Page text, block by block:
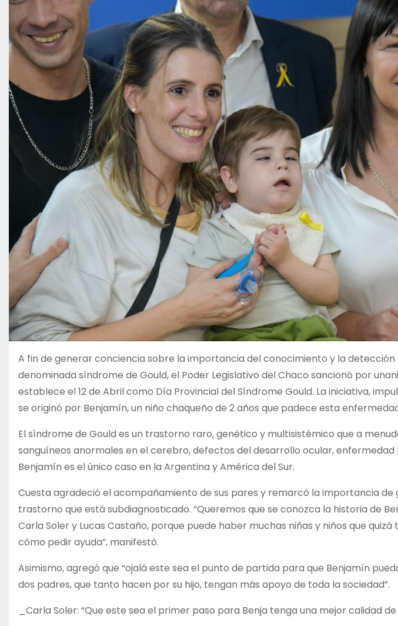
A fin de generar conciencia sobre la importancia del conocimiento y la
denominada síndrome de Gould, el Poder Legislativo del Chaco sancionó por
establece el 12 de Abril como Día Provincial del Síndrome Gould. La iniciativa,
se originó por Benjamín, un niño chaqueño de 2 años que padece esta
El síndrome de Gould es un trastorno raro, genético y multisistémico que a
sanguíneos anormales en el cerebro, defectos del desarrollo ocular, enfermedad
Benjamín es el único caso en la Argentina y América del Sur.
Cuesta agradeció el acompañamiento de sus pares y remarcó la importancia
trastorno que está subdiagnosticado. “Queremos que se conozca la historia de
Carla Soler y Lucas Castaño, porque puede haber muchas niñas y niños que
cómo pedir ayuda”, manifestó.
Asimismo, agregó que “ojalá este sea el punto de partida para que Benjamín
dos padres, que tanto hacen por su hijo, tengan más apoyo de toda la sociedad”.
_Carla Soler: “Que este sea el primer paso para Benja tenga una mejor calidad de